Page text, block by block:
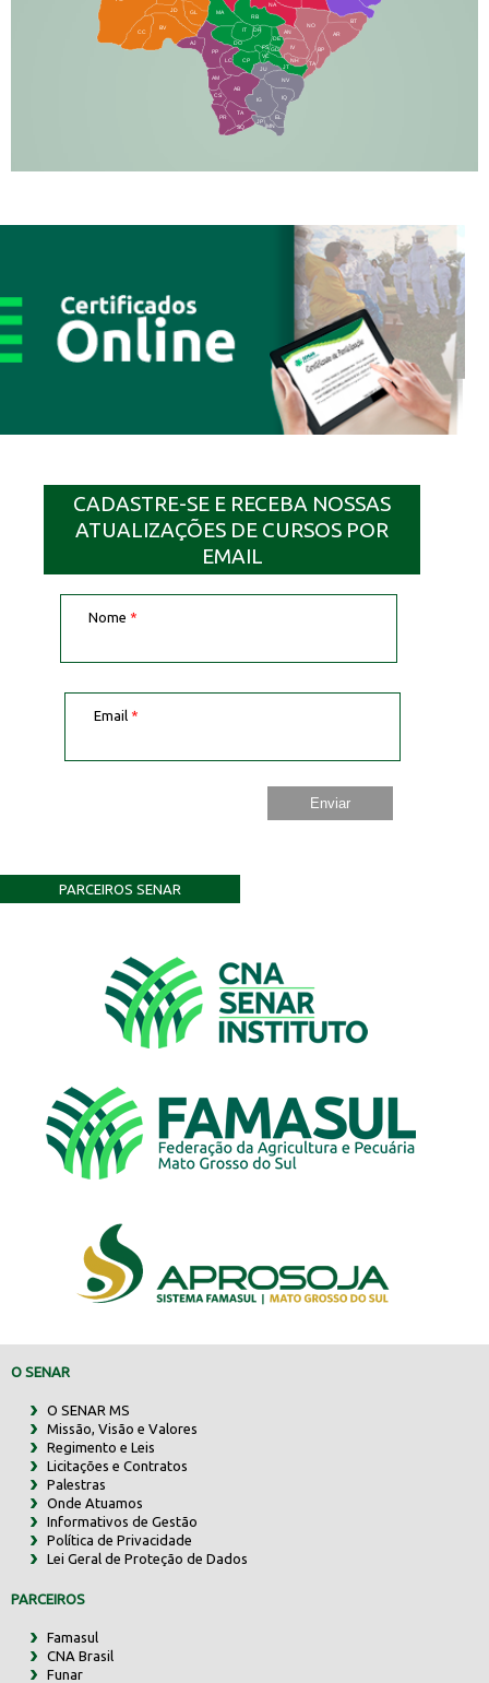
BT
AR
NA
TA
NH
JT
RB
MA
IT
DR
DO
CP
JU
NV
IQ
EL
JD
BV
CC
PP
AJ
LC
AM
AB
JP
CS
PR
TA
SQ
IG
MN
NO
BP
GL
AN
IV
FS
VC
GD
DE
CADASTRE-SE E RECEBA NOSSAS
ATUALIZAÇÕES DE CURSOS POR
EMAIL
Nome *
Email *
PARCEIROS SENAR
O SENAR
O SENAR MS
Missão, Visão e Valores
Regimento e Leis
Licitações e Contratos
Palestras
Onde Atuamos
Informativos de Gestão
Política de Privacidade
Lei Geral de Proteção de Dados
PARCEIROS
Famasul
CNA Brasil
Funar